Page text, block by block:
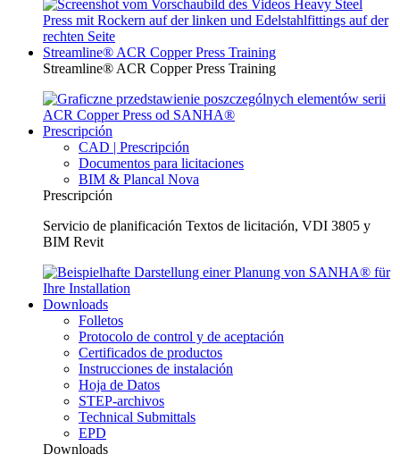
Streamline® ACR Copper Press Training
Streamline® ACR Copper Press Training
Prescripción
CAD | Prescripción
Documentos para licitaciones
BIM & Plancal Nova
Prescripción
Servicio de planificación Textos de licitación, VDI 3805 y
BIM Revit
Downloads
Folletos
Protocolo de control y de aceptación
Certificados de productos
Instrucciones de instalación
Hoja de Datos
STEP-archivos
Technical Submittals
EPD
Downloads